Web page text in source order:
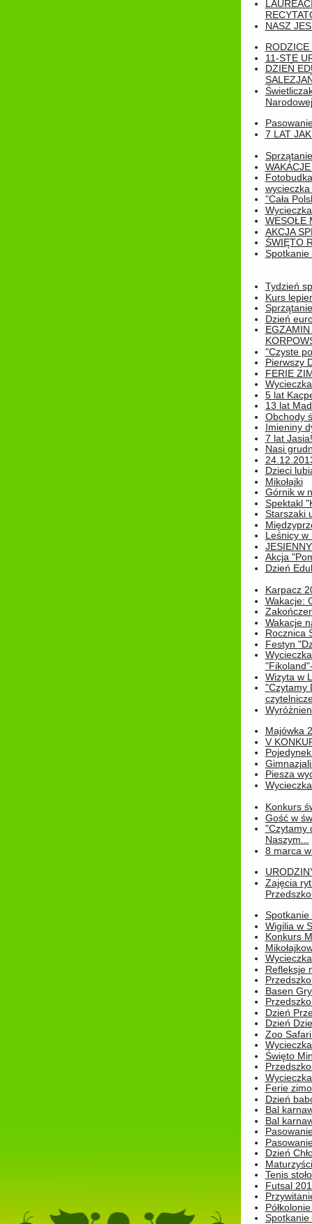
NASZ
RODZICE
11-STE
DZIEŃ
Narodowej
7 LAT
Fotobudka
"Cała
WESOŁE
AKCJA
ŚWIĘTO
Spotkanie
Tydzień
Kurs
Dzień
"Czyste
Pierwszy
FERIE
5 lat
13 lat
Obchody
Imieniny
7 lat Jasia!
Nasi
Dzieci
Mikołajki
Górnik w
Spektakl
Starszaki
Leśnicy w
Akcja
Dzień
Karpacz
Wakacje:
Wakacje
Rocznica
Festyn
Wizyta w
"Czytamy
Majówka
V
Piesza
Konkurs
Gość w
"Czytamy
Naszym...
8 marca
Zajęcia
Spotkanie
Wigilia w
Konkurs
Refleksje
Basen
Dzień
Dzień
Zoo
Święto
Ferie
Dzień
Bal
Bal
Dzień
Tenis
Futsal